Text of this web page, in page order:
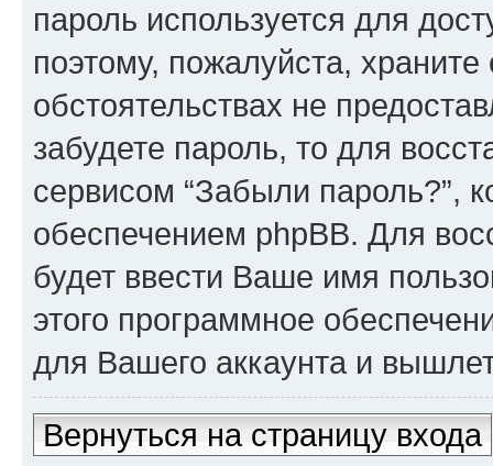
пароль используется для
поэтому, пожалуйста, храните
обстоятельствах не
забудете пароль, то для
сервисом “Забыли пароль?”,
обеспечением phpBB. Для
будет ввести Ваше имя
этого программное
для Вашего аккаунта и
Вернуться на страницу входа